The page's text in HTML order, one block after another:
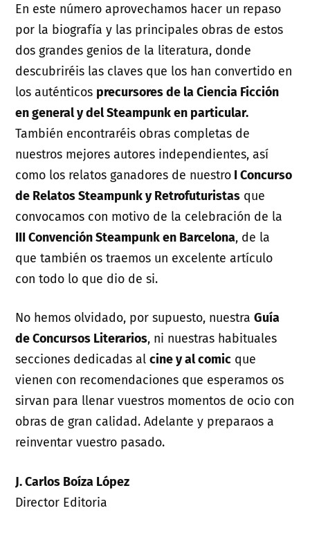
En este número aprovechamos hacer un repaso
por la biografía y las principales obras de estos
dos grandes genios de la literatura, donde
descubriréis las claves que los han convertido en
los auténticos precursores de la Ciencia Ficción
en general y del Steampunk en particular.
También encontraréis obras completas de
nuestros mejores autores independientes, así
como los relatos ganadores de nuestro I Concurso
de Relatos Steampunk y Retrofuturistas que
convocamos con motivo de la celebración de la
III Convención Steampunk en Barcelona, de la
que también os traemos un excelente artículo
con todo lo que dio de si.
No hemos olvidado, por supuesto, nuestraGuía
de Concursos Literarios, ni nuestras habituales
secciones dedicadas alcine y al comic que
vienen con recomendaciones que esperamos os
sirvan para llenar vuestros momentos de ocio con
obras de gran calidad. Adelante y preparaos a
reinventar vuestro pasado.
J. Carlos Boíza López
Director Editoria